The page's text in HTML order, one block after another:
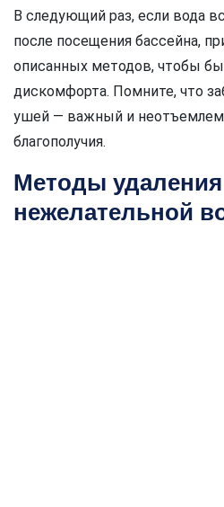
В следующий раз, если вода
после посещения бассейна,
описанных методов, чтобы
дискомфорта. Помните, что
ушей — важный и
благополучия.
Методы удаления
нежелательной